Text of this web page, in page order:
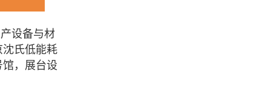
设备与材
沈氏低能耗
，展台设